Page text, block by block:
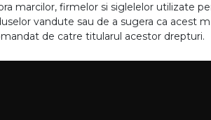
marcilor, firmelor si siglelelor utilizate
vandute sau de a sugera ca acest
de catre titularul acestor drepturi.